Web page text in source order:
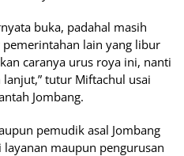
buka, padahal masih
lain yang libur
caranya urus roya ini, nanti
tutur Miftachul usai
Jombang.
pemudik asal Jombang
maupun pengurusan